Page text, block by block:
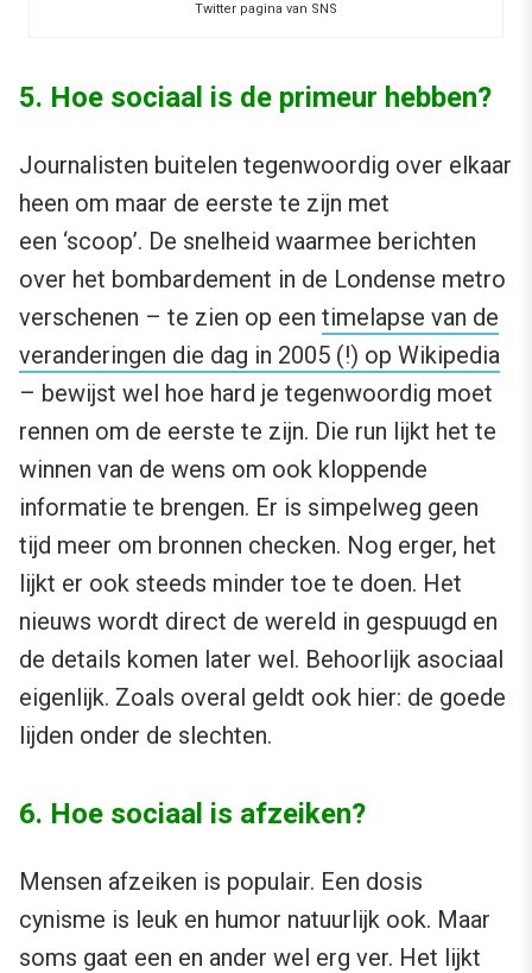
Twitter pagina van SNS
5. Hoe sociaal is de primeur hebben?
Journalisten buitelen tegenwoordig over elkaar
heen om maar de eerste te zijn met
een ‘scoop’. De snelheid waarmee berichten
over het bombardement in de Londense metro
verschenen – te zien op een timelapse van de
veranderingen die dag in 2005 (!) op Wikipedia
– bewijst wel hoe hard je tegenwoordig moet
rennen om de eerste te zijn. Die run lijkt het te
winnen van de wens om ook kloppende
informatie te brengen. Er is simpelweg geen
tijd meer om bronnen checken. Nog erger, het
lijkt er ook steeds minder toe te doen. Het
nieuws wordt direct de wereld in gespuugd en
de details komen later wel. Behoorlijk asociaal
eigenlijk. Zoals overal geldt ook hier: de goede
lijden onder de slechten.
6. Hoe sociaal is afzeiken?
Mensen afzeiken is populair. Een dosis
cynisme is leuk en humor natuurlijk ook. Maar
soms gaat een en ander wel erg ver. Het lijkt